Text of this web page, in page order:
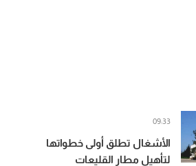
الأشغال تطلق أولى خطواتها
لتأهيل مطار القليعات
09:33